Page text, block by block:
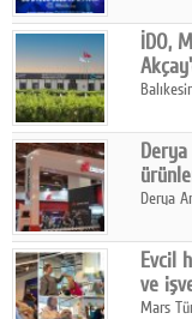
Yazarlar
Künye
SOSYAL MEDYA
Facebook
Twitter
Google Plus
© 2026 TÜM HAKLARI
İDO,
Midilli
Derya
Evcil
ve
Mars